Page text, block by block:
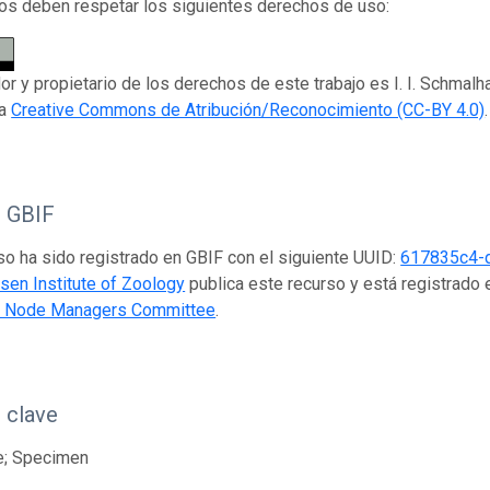
deben respetar los siguientes derechos de uso:
y propietario de los derechos de este trabajo es I. I.
Creative Commons de Atribución/Reconocimiento (CC-BY 4.0).
ha sido registrado en GBIF con el siguiente UUID:617835c4-
Institute of Zoology publica este recurso y está registrado
Managers Committee.
clave
Specimen